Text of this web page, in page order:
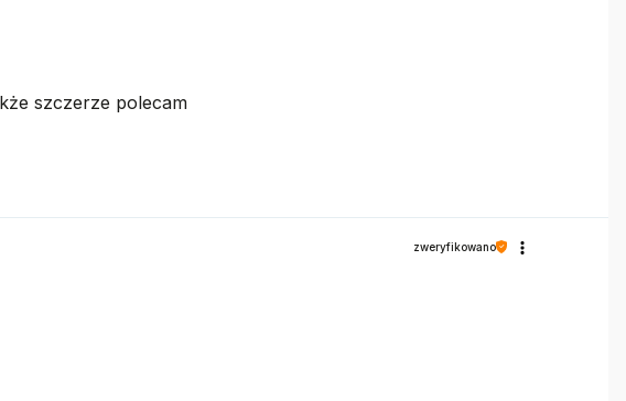
szczerze polecam
zweryfikowano